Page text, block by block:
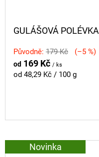
GULÁŠOVÁ POLÉVKA
Původně: 179 Kč (–5 %)
od 169 Kč / ks
Měrná
od 48,29 Kč / 100 g
Novinka